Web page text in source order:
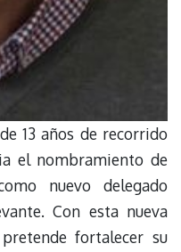
13 años de recorrido
el nombramiento de
nuevo delegado
Con esta nueva
fortalecer su